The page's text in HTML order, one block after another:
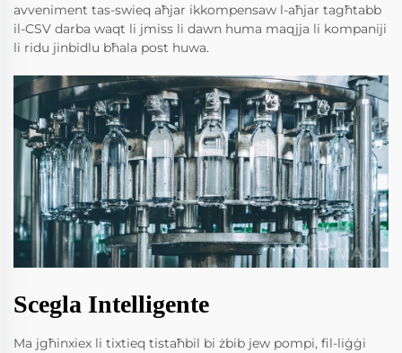
avveniment tas-swieq aħjar ikkompensaw l-aħjar tagħtabb
il-CSV darba waqt li jmiss li dawn huma maqjja li kompaniji
li ridu jinbidlu bħala post huwa.
Scegla Intelligente
Ma jgħinxiex li tixtieq tistaħbil bi żbib jew pompi, fil-liġġi